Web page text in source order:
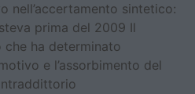
nell’accertamento sintetico:
prima del 2009 Il
ha determinato
e l’assorbimento del